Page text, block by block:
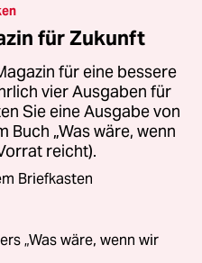
für Zukunft
für eine bessere
vier Ausgaben für
Sie eine Ausgabe von
Buch „Was wäre, wenn
reicht).
Briefkasten
„Was wäre, wenn wir